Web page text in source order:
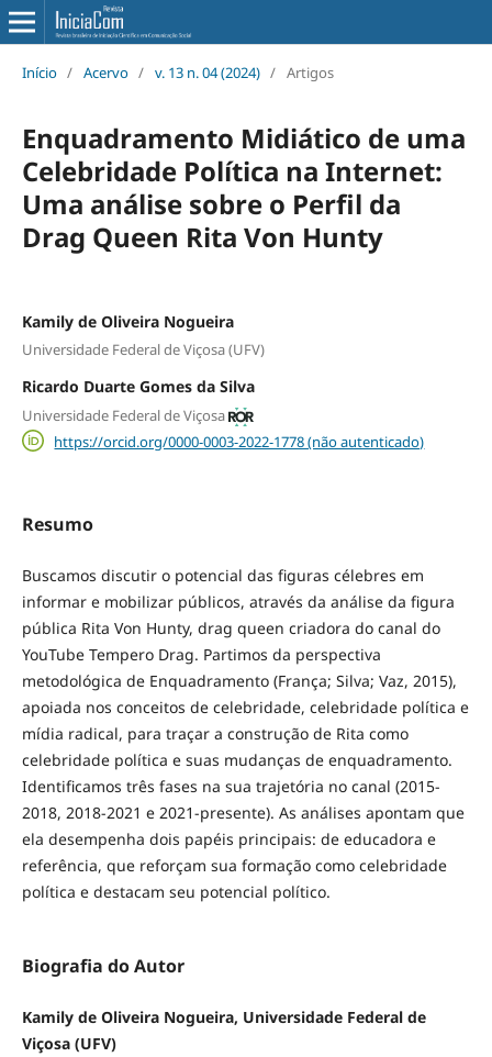
Início / Acervo / v. 13 n. 04 (2024) / Artigos
Enquadramento Midiático de uma
Celebridade Política na Internet:
Uma análise sobre o Perfil da
Drag Queen Rita Von Hunty
Kamily de Oliveira Nogueira
Universidade Federal de Viçosa (UFV)
Ricardo Duarte Gomes da Silva
Universidade Federal de Viçosa
https://orcid.org/0000-0003-2022-1778 (não autenticado)
Resumo
Buscamos discutir o potencial das figuras célebres em
informar e mobilizar públicos, através da análise da figura
pública Rita Von Hunty, drag queen criadora do canal do
YouTube Tempero Drag. Partimos da perspectiva
metodológica de Enquadramento (França; Silva; Vaz, 2015),
apoiada nos conceitos de celebridade, celebridade política e
mídia radical, para traçar a construção de Rita como
celebridade política e suas mudanças de enquadramento.
Identificamos três fases na sua trajetória no canal (2015-
2018, 2018-2021 e 2021-presente). As análises apontam que
ela desempenha dois papéis principais: de educadora e
referência, que reforçam sua formação como celebridade
política e destacam seu potencial político.
Biografia do Autor
Kamily de Oliveira Nogueira, Universidade Federal de
Viçosa (UFV)